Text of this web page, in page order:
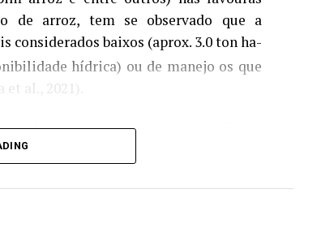
de arroz, tem se observado que a
considerados baixos (aprox. 3.0 ton ha-
hídrica) ou de manejo os que
al., 2021).
Federal de Santa Maria (UFSM),
240 lavouras comerciais de soja
de seis safras (2015/16 a 2021/22). O
explicam as diferenças de